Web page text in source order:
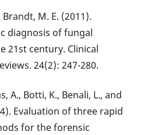
M. E. (2011).
diagnosis of fungal
21st century. Clinical
24(2): 247-280.
A., Botti, K., Benali, L., and
Evaluation of three rapid
for the forensic